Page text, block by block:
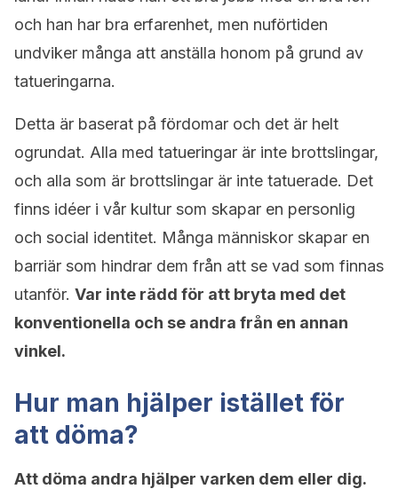
och han har bra erfarenhet, men nuförtiden
undviker många att anställa honom på grund av
tatueringarna.
Detta är baserat på fördomar och det är helt
ogrundat. Alla med tatueringar är inte brottslingar,
och alla som är brottslingar är inte tatuerade. Det
finns idéer i vår kultur som skapar en personlig
och social identitet. Många människor skapar en
barriär som hindrar dem från att se vad som finnas
utanför. Var inte rädd för att bryta med det
konventionella och se andra från en annan
vinkel.
Hur man hjälper istället för
att döma?
Att döma andra hjälper varken dem eller dig.